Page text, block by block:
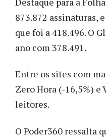
873.872 assinaturas,
que foi a 418.496. O
ano com 378.491.
Entre os sites com
Zero Hora (-16,5%) e
leitores.
O Poder360 ressalta